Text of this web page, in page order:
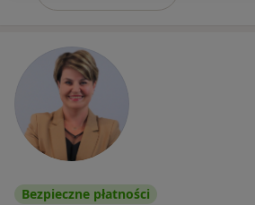
Bezpieczne płatności